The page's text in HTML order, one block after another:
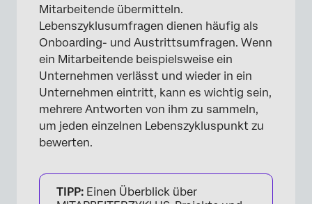
Mitarbeitende übermitteln.
Lebenszyklusumfragen dienen häufig als
Onboarding- und Austrittsumfragen. Wenn
ein Mitarbeitende beispielsweise ein
Unternehmen verlässt und wieder in ein
Unternehmen eintritt, kann es wichtig sein,
mehrere Antworten von ihm zu sammeln,
um jeden einzelnen Lebenszykluspunkt zu
bewerten.
TIPP: Einen Überblick über